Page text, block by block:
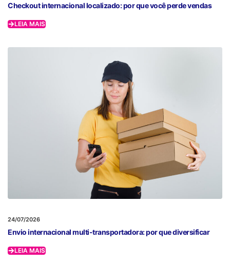
Checkout internacional localizado: por que você perde vendas
LEIA MAIS
24/07/2026
Envio internacional multi-transportadora: por que diversificar
LEIA MAIS